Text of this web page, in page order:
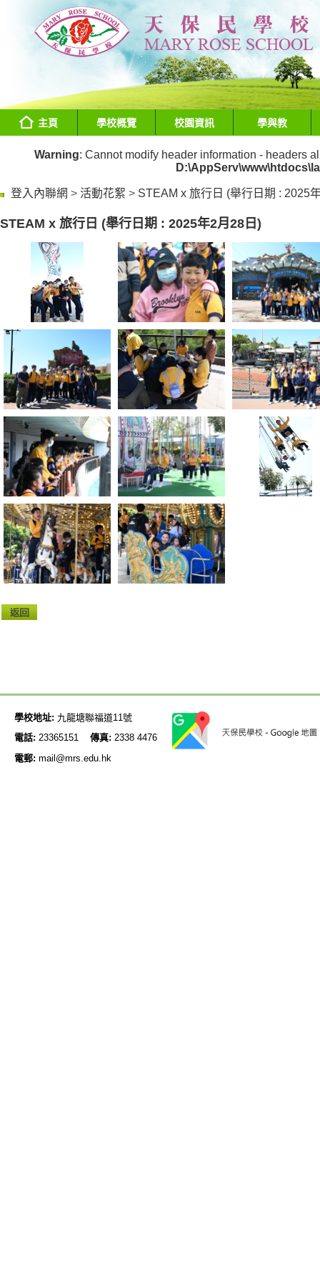
主頁 學校概覽 校園資訊 學與教
Warning: Cannot modify header information - headers
登入內聯網 > 活動花絮 > STEAM x 旅行日 (舉行日期 : 2025
STEAM x 旅行日 (舉行日期 : 2025年2月28日)
學校地址: 九龍塘聯福道11號
電話: 23365151 傳真: 2338 4476
電郵: mail@mrs.edu.hk